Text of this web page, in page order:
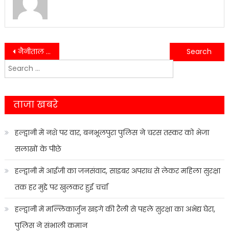
Post
navigation
नैनीताल में अधिवक्ता ने खुद को गोली मारकर दी जान, सुसाइड नोट ने खोले कई सवाल
बाजपुर में आबकारी का बड़ा एक्शन, महेशपुरा चेकपोस्ट पर सघन चेकिंग अभियान
Search
for:
ताजा खबरे
हल्द्वानी में नशे पर वार, बनभूलपुरा पुलिस ने चरस तस्कर को भेजा
सलाखों के पीछे
हल्द्वानी में आईजी का जनसंवाद, साइबर अपराध से लेकर महिला सुरक्षा
तक हर मुद्दे पर खुलकर हुई चर्चा
हल्द्वानी में मल्लिकार्जुन खड़गे की रैली से पहले सुरक्षा का अभेद्य घेरा,
पुलिस ने संभाली कमान